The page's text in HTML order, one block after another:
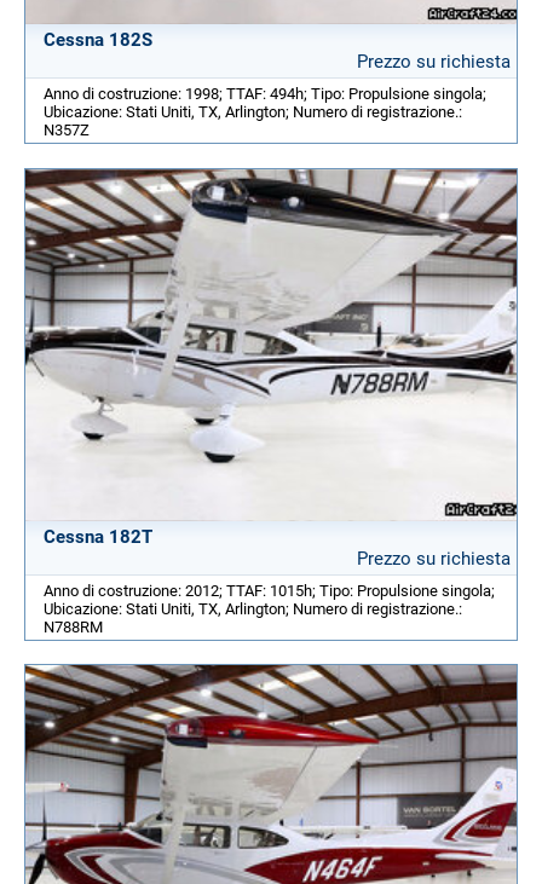
Cessna 182S
Prezzo su richiesta
Anno di costruzione: 1998; TTAF: 494h; Tipo: Propulsione singola;
Ubicazione: Stati Uniti, TX, Arlington; Numero di registrazione.:
N357Z
Cessna 182T
Prezzo su richiesta
Anno di costruzione: 2012; TTAF: 1015h; Tipo: Propulsione singola;
Ubicazione: Stati Uniti, TX, Arlington; Numero di registrazione.:
N788RM